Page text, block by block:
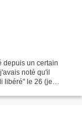
depuis un certain
noté qu'il
libéré" le 26 (je